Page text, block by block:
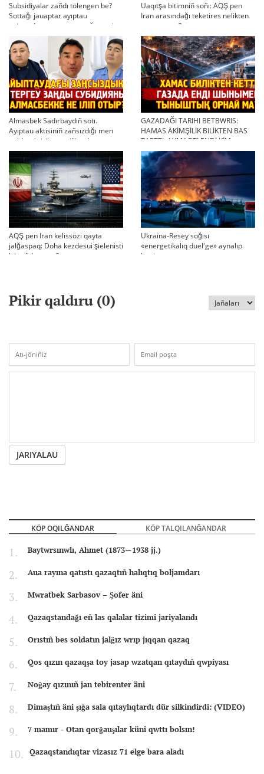
Subsidiyalar zañdı tölengen be?
Sottağı jauaptar ayıptau
twjırımdarın qayta qarauğa negiz
bola ala ma?
Uaqıtşa bitimniñ soñı: AQŞ pen
Iran arasındağı teketires nelikten
qayta uşıqtı?
Almasbek Sadırbaydıñ sotı.
Ayıptau aktisiniñ zañsızdığı men
qoldan ösirilgen milliondar
GAZADAĞI TARIHI BETBWRIS:
HAMAS ÄKİMŞİLİK BILİKTEN BAS
TARTTI. AYMAQTI ENDİ KİM
BASQARADI?
AQŞ pen Iran kelissözi qayta
jalğaspaq: Doha kezdesui şielenisti
bäseñdete me?
Ukraina-Resey soğısı
«energetikalıq duel'ge» aynalıp
ketti
Pikir qaldıru (0)
JARIYALAU
KÖP OQILĞANDAR KÖP TALQILANĞANDAR
Baytwrsınwlı, Ahmet (1873—1938 jj.)
Aua rayına qatıstı qazaqtıñ halıqtıq boljamdarı
Mwratbek Sarbasov – Şofer äni
Qazaqstandağı eñ las qalalar tizimi jariyalandı
Orıstıñ bes soldatın jalğız wrıp jıqqan qazaq
Qos qızın qazaqşa toy jasap wzatqan qıtaydıñ qwpiyası
Noğay qızınıñ jan tebirenter äni
Dimaştıñ äni şığa sala qıtaylıqtardı dür silkindirdi: (VIDEO)
7 mamır - Otan qorğauşılar küni qwttı bolsın!
Qazaqstandıqtar vizasız 71 elge bara aladı